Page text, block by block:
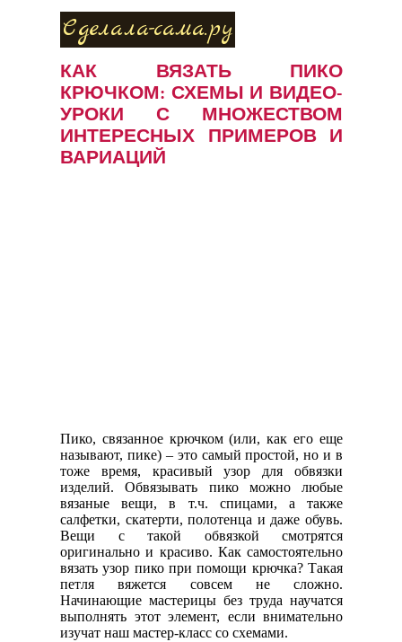
Сделала-сама.ру
КАК ВЯЗАТЬ ПИКО
КРЮЧКОМ: СХЕМЫ И ВИДЕО-
УРОКИ С МНОЖЕСТВОМ
ИНТЕРЕСНЫХ ПРИМЕРОВ И
ВАРИАЦИЙ
Пико, связанное крючком (или, как его еще
называют, пике) – это самый простой, но и в
тоже время, красивый узор для обвязки
изделий. Обвязывать пико можно любые
вязаные вещи, в т.ч. спицами, а также
салфетки, скатерти, полотенца и даже обувь.
Вещи с такой обвязкой смотрятся
оригинально и красиво. Как самостоятельно
вязать узор пико при помощи крючка? Такая
петля вяжется совсем не сложно.
Начинающие мастерицы без труда научатся
выполнять этот элемент, если внимательно
изучат наш мастер-класс со схемами.